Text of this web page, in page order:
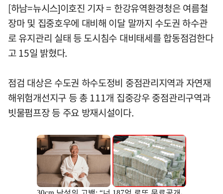
[하남=뉴시스]이호진 기자 = 한강유역환경청은 여름철
장마 및 집중호우에 대비해 이달 말까지 수도권 하수관
로 유지관리 실태 등 도시침수 대비태세를 합동점검한다
고 15일 밝혔다.
점검 대상은 수도권 하수도정비 중점관리지역과 자연재
해위험개선지구 등 총 111개 집중강우 중점관리구역과
빗물펌프장 등 주요 방재시설이다.